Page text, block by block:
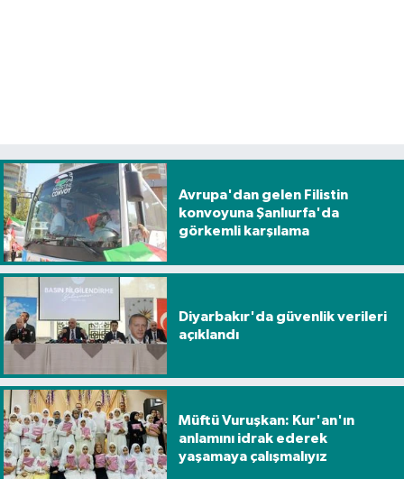
Avrupa'dan gelen Filistin
konvoyuna Şanlıurfa'da
görkemli karşılama
Diyarbakır'da güvenlik verileri
açıklandı
Müftü Vuruşkan: Kur'an'ın
anlamını idrak ederek
yaşamaya çalışmalıyız